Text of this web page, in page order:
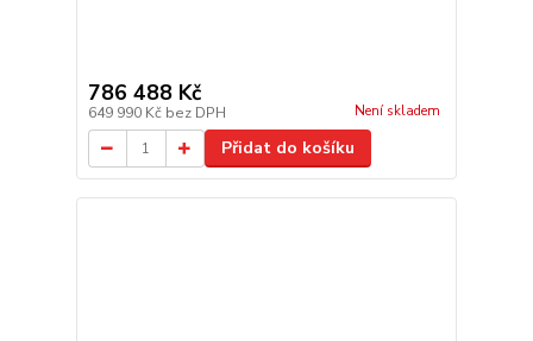
786 488 Kč
649 990 Kč bez DPH Není skladem
Přidat do košíku